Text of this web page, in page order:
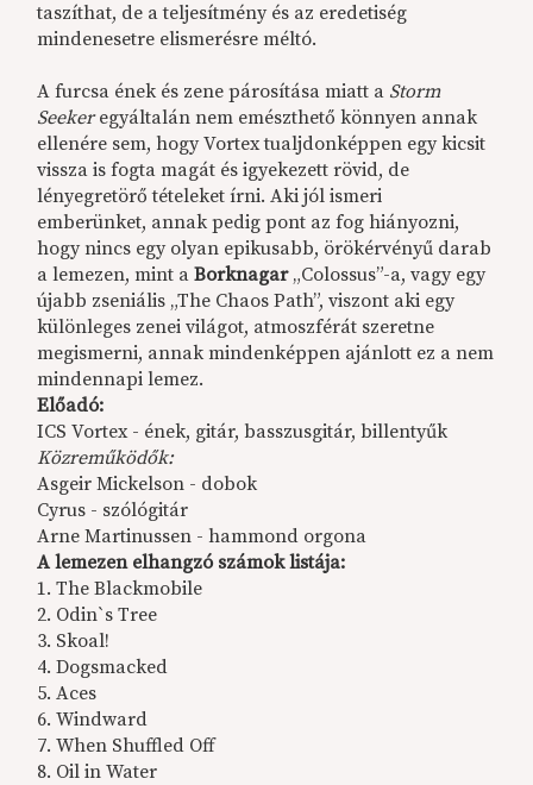
taszíthat, de a teljesítmény és az eredetiség
mindenesetre elismerésre méltó.
A furcsa ének és zene párosítása miatt a Storm
Seekeregyáltalán nem emészthető könnyen annak
ellenére sem, hogy Vortex tualjdonképpen egy kicsit
vissza is fogta magát és igyekezett rövid, de
lényegretörő tételeket írni. Aki jól ismeri
emberünket, annak pedig pont az fog hiányozni,
hogy nincs egy olyan epikusabb, örökérvényű darab
a lemezen, mint aBorknagar„Colossus”-a, vagy egy
újabb zseniális „The Chaos Path”, viszont aki egy
különleges zenei világot, atmoszférát szeretne
megismerni, annak mindenképpen ajánlott ez a nem
mindennapi lemez.
Előadó:
ICS Vortex - ének, gitár, basszusgitár, billentyűk
Közreműködők:
Asgeir Mickelson - dobok
Cyrus - szólógitár
Arne Martinussen - hammond orgona
A lemezen elhangzó számok listája:
1. The Blackmobile
2. Odin`s Tree
3. Skoal!
4. Dogsmacked
5. Aces
6. Windward
7. When Shuffled Off
8. Oil in Water